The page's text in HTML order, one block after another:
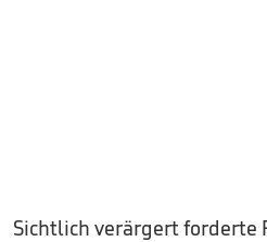
Sichtlich verärgert forderte